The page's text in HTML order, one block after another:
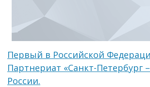
Первый в Российской
Партнериат «Санкт-Петербург
России.